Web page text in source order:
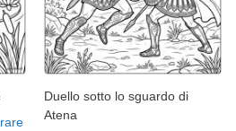
Duello sotto lo sguardo di
Atena